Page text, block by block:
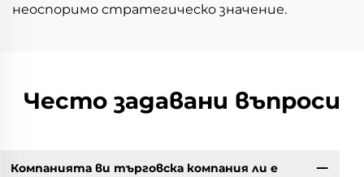
неоспоримо стратегическо значение.
Често задавани въпроси
Компанията ви търговска компания ли е